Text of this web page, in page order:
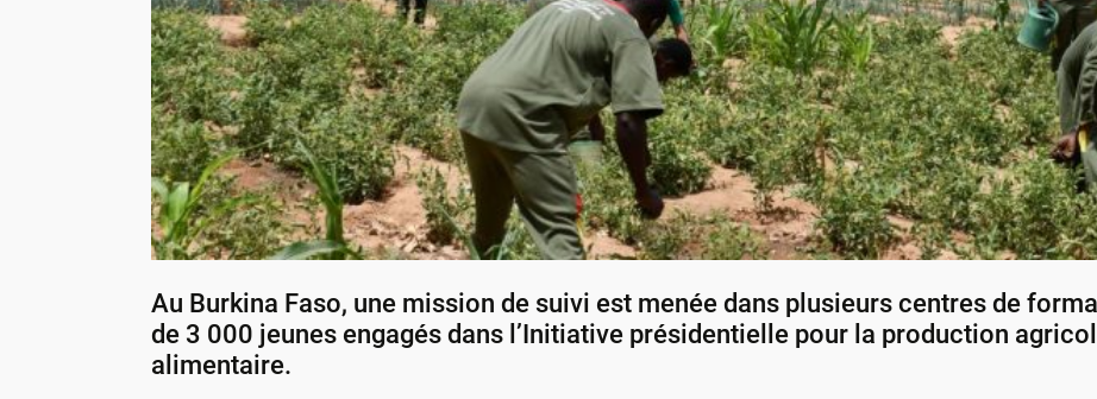
Au Burkina Faso, une mission de suivi est menée dans plusieurs centres de
de 3 000 jeunes engagés dans l’Initiative présidentielle pour la production
alimentaire.